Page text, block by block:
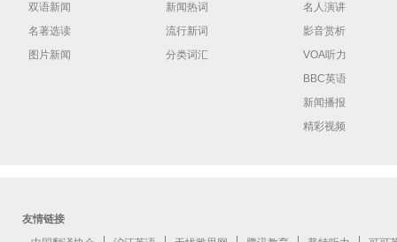
双语新闻
名著选读
图片新闻
新闻热词
流行新词
分类词汇
名人演讲
影音赏析
VOA听力
BBC英语
新闻播报
精彩视频